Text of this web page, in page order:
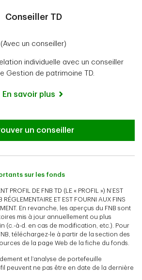
Conseiller TD
(Avec un conseiller)
individuelle avec un conseiller
Gestion de patrimoine TD.
En savoir plus
un conseiller
sur les fonds
PROFIL DE FNB TD (LE « PROFIL ») N’EST
RÉGLEMENTAIRE ET EST FOURNI AUX FINS
En revanche, les aperçus du FNB sont
mis à jour annuellement ou plus
(c.-à-d. en cas de modification, etc.). Pour
téléchargez-le à partir de la section des
de la page Web de la fiche du fonds.
et l’analyse de portefeuille
peuvent ne pas être en date de la dernière